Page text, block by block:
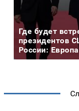
Где будет
президентов
России: